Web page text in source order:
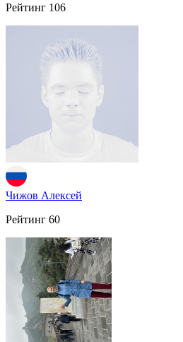
Рейтинг 106
Чижов Алексей
Рейтинг 60